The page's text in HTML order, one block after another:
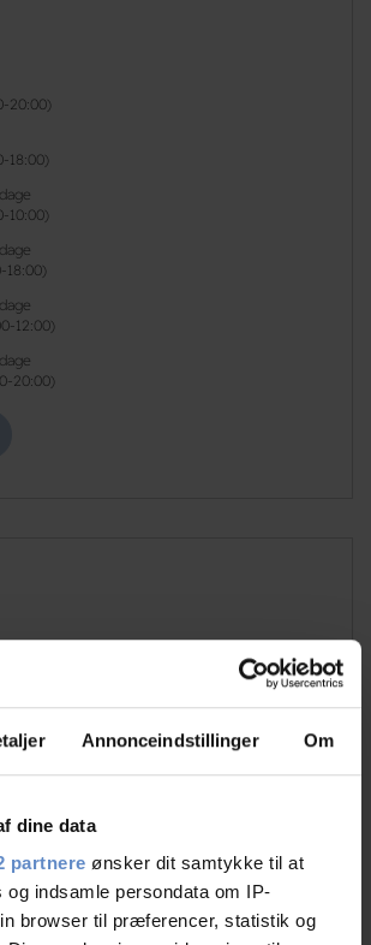
Annonceindstillinger Om
dine data
partnere ønsker dit samtykke til at
og indsamle persondata om IP-
browser til præferencer, statistik og
20:00)
18:00)
10:00)
18:00)
12:00)
20:00)
og/eller toilet 20
bad og/eller toilet 5